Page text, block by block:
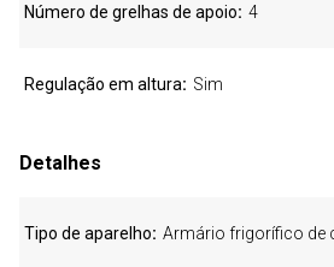
Número de grelhas de apoio 4
Regulação em altura Sim
Detalhes
Tipo de aparelho Armário frigorífico de